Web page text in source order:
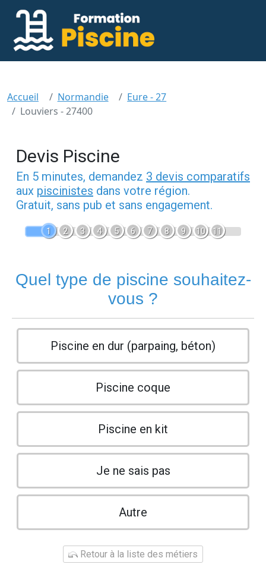
Accueil Normandie
Eure - 27
Louviers - 27400
Devis Piscine
En 5 minutes, demandez 3 devis comparatifs
aux piscinistes dans votre région.
Gratuit, sans pub et sans engagement.
1 2 3 4 5 6 7 8 9 10 11
Quel type de piscine souhaitez-
vous ?
Piscine en dur (parpaing, béton)
Piscine coque
Piscine en kit
Je ne sais pas
Autre
Retour à la liste des métiers